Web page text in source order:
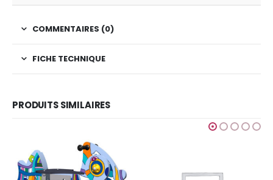
COMMENTAIRES (0)
FICHE TECHNIQUE
PRODUITS SIMILAIRES